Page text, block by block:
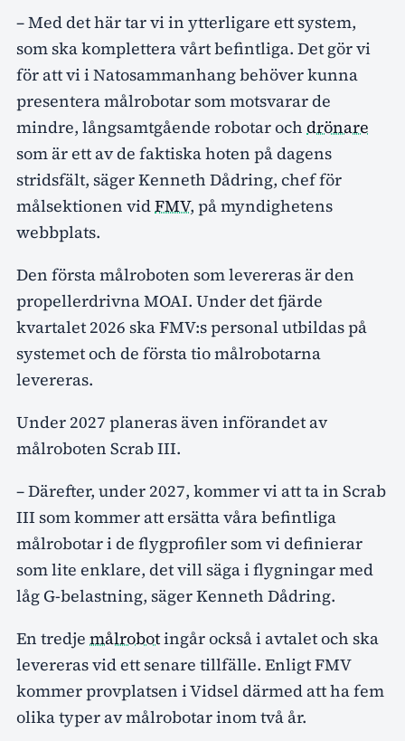
– Med det här tar vi in ytterligare ett system,
som ska komplettera vårt befintliga. Det gör vi
för att vi i Natosammanhang behöver kunna
presentera målrobotar som motsvarar de
mindre, långsamtgående robotar och drönare
som är ett av de faktiska hoten på dagens
stridsfält, säger Kenneth Dådring, chef för
målsektionen vidFMV, på myndighetens
webbplats.
Den första målroboten som levereras är den
propellerdrivna MOAI. Under det fjärde
kvartalet 2026 ska FMV:s personal utbildas på
systemet och de första tio målrobotarna
levereras.
Under 2027 planeras även införandet av
målroboten Scrab III.
– Därefter, under 2027, kommer vi att ta in Scrab
III som kommer att ersätta våra befintliga
målrobotar i de flygprofiler som vi definierar
som lite enklare, det vill säga i flygningar med
låg G-belastning, säger Kenneth Dådring.
En tredje målrobotingår också i avtalet och ska
levereras vid ett senare tillfälle. Enligt FMV
kommer provplatsen i Vidsel därmed att ha fem
olika typer av målrobotar inom två år.